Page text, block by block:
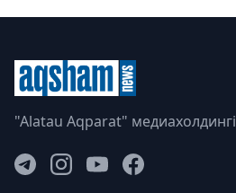
"Alatau Aqparat" медиахолдингі